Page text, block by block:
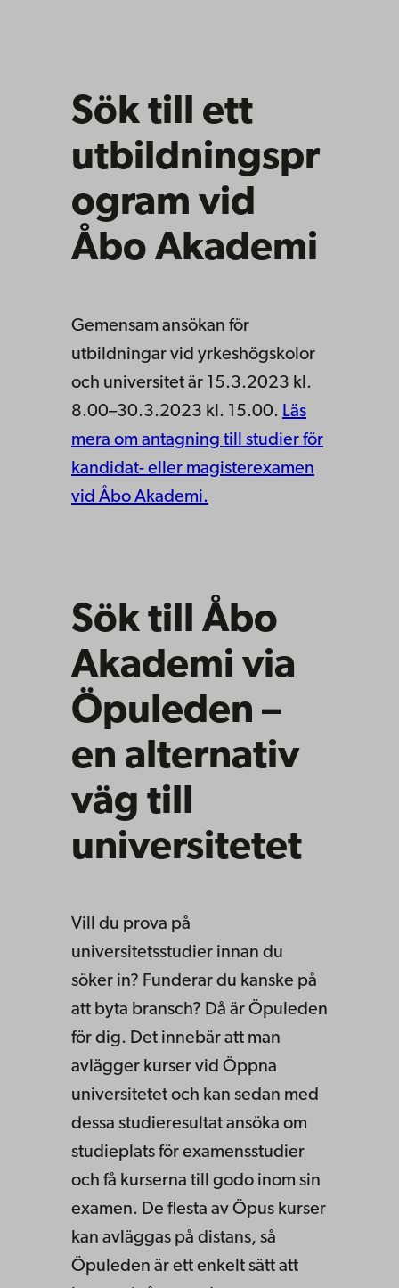
Sök till ett
utbildningspr
ogram vid
Åbo Akademi
Gemensam ansökan för
utbildningar vid yrkeshögskolor
och universitet är 15.3.2023 kl.
8.00–30.3.2023 kl. 15.00. Läs
mera om antagning till studier för
kandidat- eller magisterexamen
vid Åbo Akademi.
Sök till Åbo
Akademi via
Öpuleden –
en alternativ
väg till
universitetet
Vill du prova på
universitetsstudier innan du
söker in? Funderar du kanske på
att byta bransch? Då är Öpuleden
för dig. Det innebär att man
avlägger kurser vid Öppna
universitetet och kan sedan med
dessa studieresultat ansöka om
studieplats för examensstudier
och få kurserna till godo inom sin
examen. De flesta av Öpus kurser
kan avläggas på distans, så
Öpuleden är ett enkelt sätt att